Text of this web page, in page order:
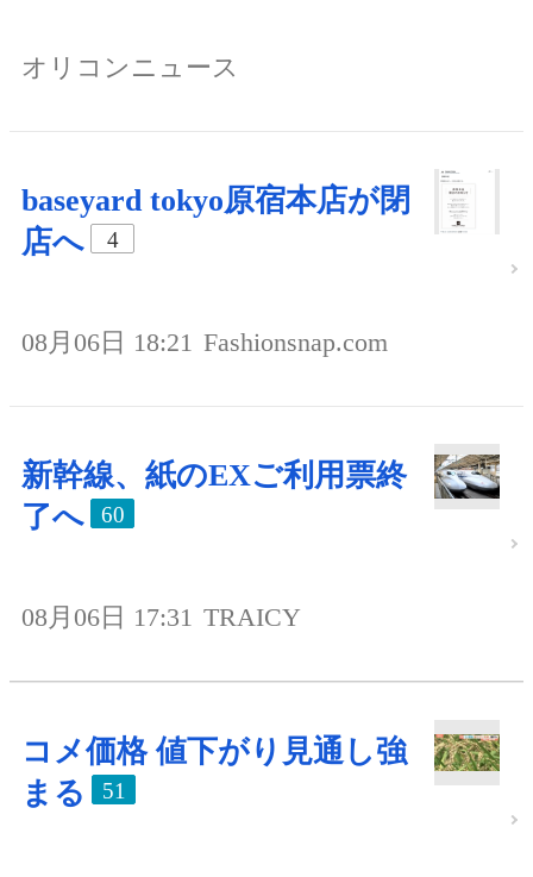
オリコンニュース
baseyard tokyo原宿本店が閉
店へ
4
08月06日 18:21 Fashionsnap.com
新幹線、紙のEXご利用票終
了へ
60
08月06日 17:31 TRAICY
コメ価格 値下がり見通し強
まる
51